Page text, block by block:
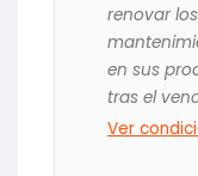
renovar
en sus
tras el
Ver